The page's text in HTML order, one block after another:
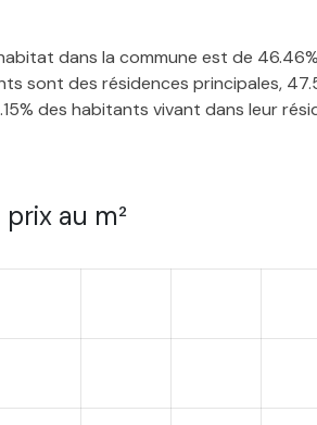
dans la commune est de
sont des résidences principales,
des habitants vivant dans leur
au m²